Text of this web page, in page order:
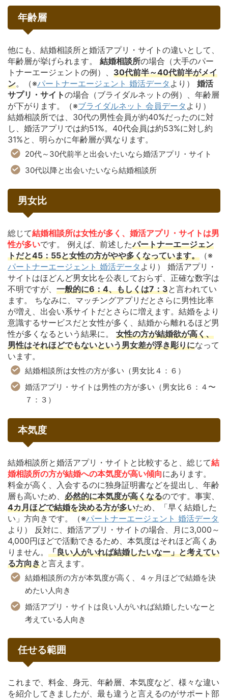
年齢層
他にも、結婚相談所と婚活アプリ・サイトの違いとして、
年齢層が挙げられます。 結婚相談所の場合（大手のパー
トナーエージェントの例）、 30代前半～40代前半がメイ
ン。（※パートナーエージェント 婚活データ より） 婚活
サプリ・サイトの場合（ブライダルネットの例）、年齢層
が下がります。（※ブライダルネット 会員データ より）
結婚相談所では、30代の男性会員が約40%だったのに対
し、婚活アプリでは約51%。40代会員は約53%に対し約
31%と、明らかに年齢層が異なります。
20代～30代前半と出会いたいなら婚活アプリ・サイト
30代以降と出会いたいなら結婚相談所
男女比
総じて結婚相談所は女性が多く、婚活アプリ・サイトは男
性が多いです。 例えば、前述したパートナーエージェン
トだと45：55と女性の方がやや多くなっています。 （※
パートナーエージェント 婚活データ より） 婚活アプリ・
サイトはほどんど男女比を公表しておらず、正確な数字は
不明ですが、 一般的に6：4、もしくは7：3と言われてい
ます。 ちなみに、マッチングアプリだとさらに男性比率
が増え、出会い系サイトだとさらに増えます。結婚をより
意識するサービスだと女性が多く、結婚から離れるほど男
性が多くなるという結果に。 女性の方が結婚欲が高く、
男性はそれほどでもないという男女差が浮き彫りになって
います。
結婚相談所は女性の方が多い（男女比４：６）
婚活アプリ・サイトは男性の方が多い（男女比６：４〜
７：３）
本気度
結婚相談所と婚活アプリ・サイトと比較すると、総じて結
婚相談所の方が結婚への本気度が高い傾向にあります。
料金が高く、入会するのに独身証明書などを提出し、年齢
層も高いため、 必然的に本気度が高くなるのです。事実、
4カ月ほどで結婚を決める方が多いため、「早く結婚した
い」方向きです。（※パートナーエージェント 婚活データ
より） 反対に、婚活アプリ・サイトの場合、月に3,000～
4,000円ほどで活動できるため、本気度はそれほど高くあ
りません。 「良い人がいれば結婚したいなー」と考えてい
る方向きと言えます。
結婚相談所の方が本気度が高く、４ヶ月ほどで結婚を決
めたい人向き
婚活アプリ・サイトは良い人がいれば結婚したいなーと
考えている人向き
任せる範囲
これまで、料金、身元、年齢層、本気度など、様々な違い
を紹介してきましたが、最も違うと言えるのがサポート部